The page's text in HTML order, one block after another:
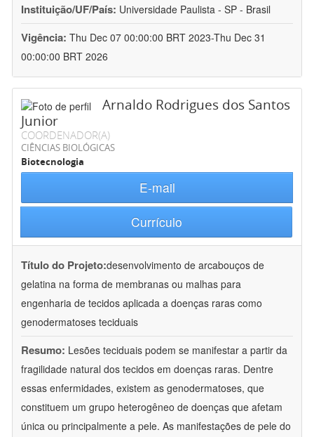
Instituição/UF/País: Universidade Paulista - SP - Brasil
Vigência: Thu Dec 07 00:00:00 BRT 2023-Thu Dec 31
00:00:00 BRT 2026
Arnaldo Rodrigues dos Santos
Junior
COORDENADOR(A)
CIÊNCIAS BIOLÓGICAS
Biotecnologia
E-mail
Currículo
Título do Projeto:desenvolvimento de arcabouços de
gelatina na forma de membranas ou malhas para
engenharia de tecidos aplicada a doenças raras como
genodermatoses teciduais
Resumo: Lesões teciduais podem se manifestar a partir da
fragilidade natural dos tecidos em doenças raras. Dentre
essas enfermidades, existem as genodermatoses, que
constituem um grupo heterogêneo de doenças que afetam
única ou principalmente a pele. As manifestações de pele do